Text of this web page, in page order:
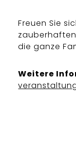
Freuen Sie
die ganze
Weitere